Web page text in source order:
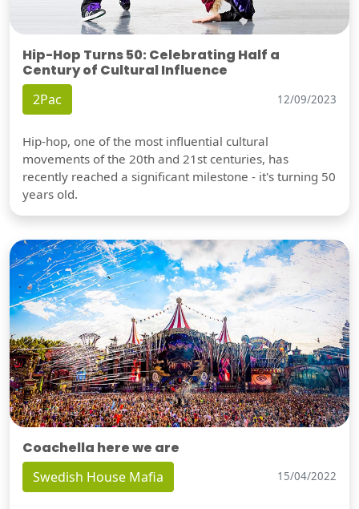
Hip-Hop Turns 50: Celebrating Half a
Century of Cultural Influence
2Pac 12/09/2023
Hip-hop, one of the most influential cultural
movements of the 20th and 21st centuries, has
recently reached a significant milestone - it's turning 50
years old.
Coachella here we are
Swedish House Mafia 15/04/2022